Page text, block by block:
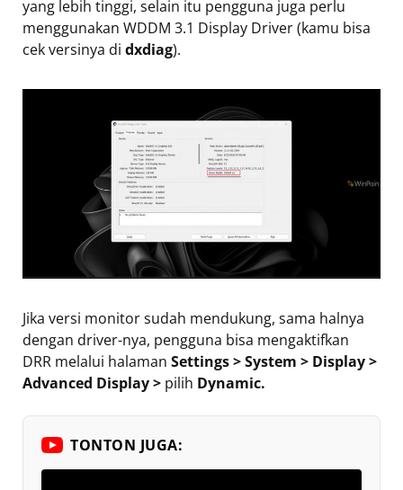
yang lebih tinggi, selain itu pengguna juga perlu
menggunakan WDDM 3.1 Display Driver (kamu bisa
cek versinya di dxdiag).
Jika versi monitor sudah mendukung, sama halnya
dengan driver-nya, pengguna bisa mengaktifkan
DRR melalui halaman Settings > System > Display >
Advanced Display > pilih Dynamic.
TONTON JUGA: